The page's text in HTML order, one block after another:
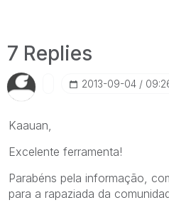
7 Replies
‎2013-09-04
Kaauan,
Excelente ferramenta!
Parabéns pela informação,
para a rapaziada da